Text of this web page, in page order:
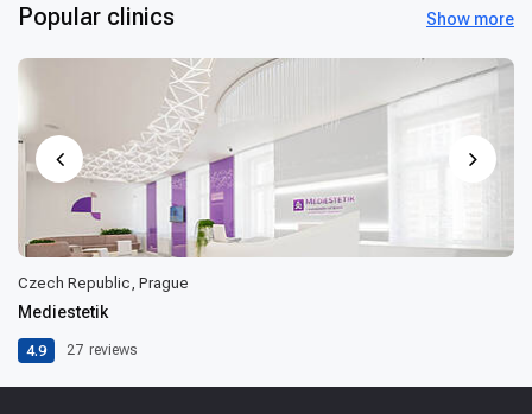
Popular clinics Show more
Czech Republic, Prague
Mediestetik
4.9 27 reviews